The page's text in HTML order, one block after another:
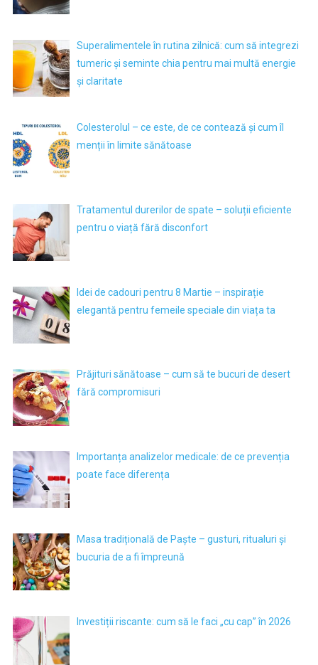
Superalimentele în rutina zilnică: cum să integrezi
tumeric și seminte chia pentru mai multă energie
și claritate
Colesterolul – ce este, de ce contează și cum îl
menții în limite sănătoase
Tratamentul durerilor de spate – soluții eficiente
pentru o viață fără disconfort
Idei de cadouri pentru 8 Martie – inspirație
elegantă pentru femeile speciale din viața ta
Prăjituri sănătoase – cum să te bucuri de desert
fără compromisuri
Importanța analizelor medicale: de ce prevenția
poate face diferența
Masa tradițională de Paște – gusturi, ritualuri și
bucuria de a fi împreună
Investiții riscante: cum să le faci „cu cap” în 2026